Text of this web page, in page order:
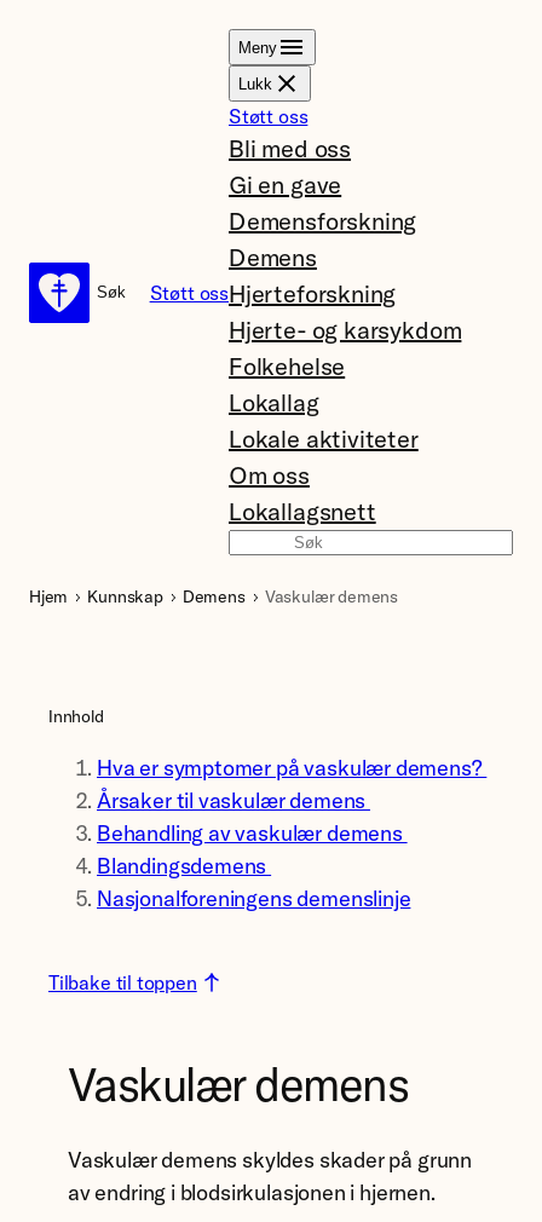
Søk
Søk Støtt oss
Meny
Lukk
Støtt oss
Bli med oss
Gi en gave
Demensforskning
Demens
Hjerteforskning
Hjerte- og karsykdom
Folkehelse
Lokallag
Lokale aktiviteter
Om oss
Lokallagsnett
Hjem Kunnskap Demens Vaskulær demens
Innhold
Hva er symptomer på vaskulær demens?
Årsaker til vaskulær demens
Behandling av vaskulær demens
Blandingsdemens
Nasjonalforeningens demenslinje
Tilbake til toppen
Vaskulær demens
Vaskulær demens skyldes skader på grunn
av endring i blodsirkulasjonen i hjernen.